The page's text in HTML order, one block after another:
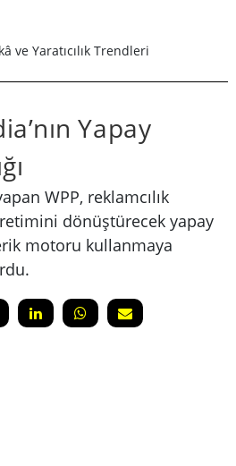
ve Yaratıcılık Trendleri
Yapay
WPP, reklamcılık
dönüştürecek yapay
motoru kullanmaya